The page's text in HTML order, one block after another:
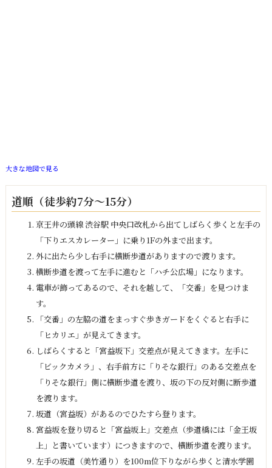
大きな地図で見る
道順（徒歩約7分～15分）
京王井の頭線 渋谷駅 中央口改札から出てしばらく歩くと左手の
「下りエスカレーター」に乗り1Fの外まで出ます。
外に出たら少し右手に横断歩道がありますので渡ります。
横断歩道を渡って左手に進むと「ハチ公広場」になります。
電車が飾ってあるので、それを越して、「交番」を見つけま
す。
「交番」の左脇の道をまっすぐ歩きガードをくぐると右手に
「ヒカリエ」が見えてきます。
しばらくすると「宮益坂下」交差点が見えてきます。左手に
「ビックカメラ」、右手前方に「りそな銀行」のある交差点を
「りそな銀行」側に横断歩道を渡り、坂の下の反対側に断歩道
を渡ります。
坂道（宮益坂）があるのでひたすら登ります。
宮益坂を登り切ると「宮益坂上」交差点（歩道橋には「金王坂
上」と書いています）につきますので、横断歩道を渡ります。
左手の坂道（美竹通り）を100m位下りながら歩くと清水学園